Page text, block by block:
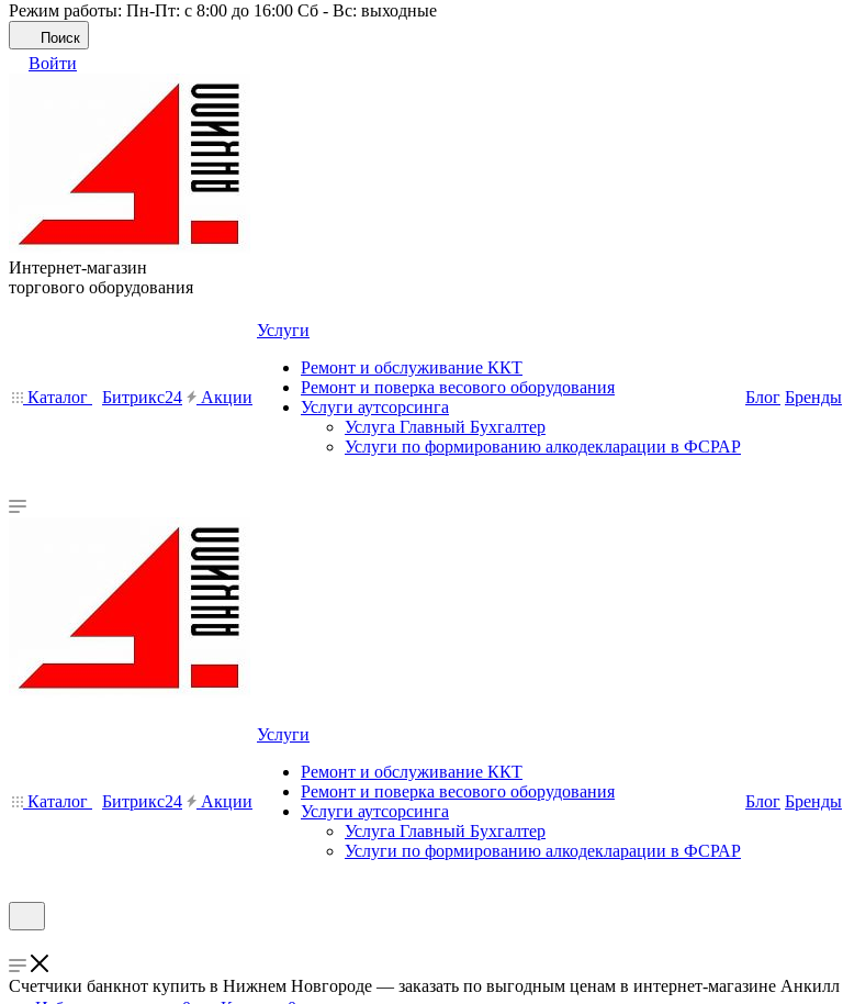
Режим работы: Пн-Пт: с 8:00 до 16:00 Сб - Вс: выходные
Поиск
Войти
Интернет-магазин
торгового оборудования
Каталог Битрикс24 Акции
Услуги
Ремонт и обслуживание ККТ
Ремонт и поверка весового оборудования
Услуги аутсорсинга
Услуга Главный Бухгалтер
Услуги по формированию алкодекларации в ФСРАР
Блог Бренды
Каталог Битрикс24 Акции
Услуги
Ремонт и обслуживание ККТ
Ремонт и поверка весового оборудования
Услуги аутсорсинга
Услуга Главный Бухгалтер
Услуги по формированию алкодекларации в ФСРАР
Блог Бренды
Счетчики банкнот купить в Нижнем Новгороде — заказать по выгодным ценам в интернет-магазине Анкилл